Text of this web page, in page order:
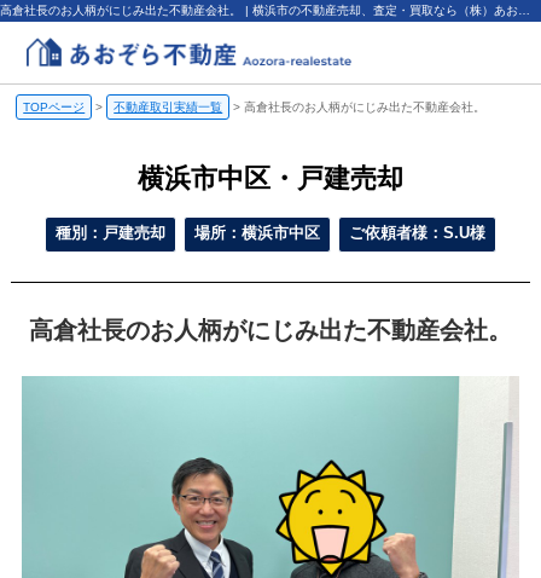
TOPページ > 不動産取引実績一覧 > 高倉社長のお人柄がにじみ出た不動産会社。
横浜市中区・戸建売却
種別：戸建売却 場所：横浜市中区 ご依頼者様：S.U様
高倉社長のお人柄がにじみ出た不動産会社。